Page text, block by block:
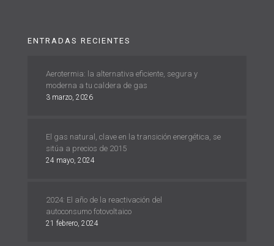
ENTRADAS RECIENTES
Aerotermia: la alternativa eficiente, segura y
moderna a tu caldera de gas
3 marzo, 2026
El gas natural, clave en la transición energética, se
sitúa a precios de 2015
24 mayo, 2024
2024: El año de la reactivación del
autoconsumo fotovoltaico
21 febrero, 2024